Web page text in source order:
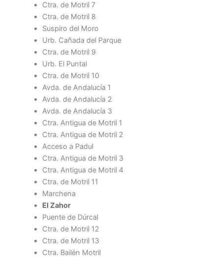
Ctra. de Motril 7
Ctra. de Motril 8
Suspiro del Moro
Urb. Cañada del Parque
Ctra. de Motril 9
Urb. El Puntal
Ctra. de Motril 10
Avda. de Andalucía 1
Avda. de Andalucía 2
Avda. de Andalucía 3
Ctra. Antigua de Motril 1
Ctra. Antigua de Motril 2
Acceso a Padul
Ctra. Antigua de Motril 3
Ctra. Antigua de Motril 4
Ctra. de Motril 11
Marchena
El Zahor
Puente de Dúrcal
Ctra. de Motril 12
Ctra. de Motril 13
Ctra. Bailén Motril